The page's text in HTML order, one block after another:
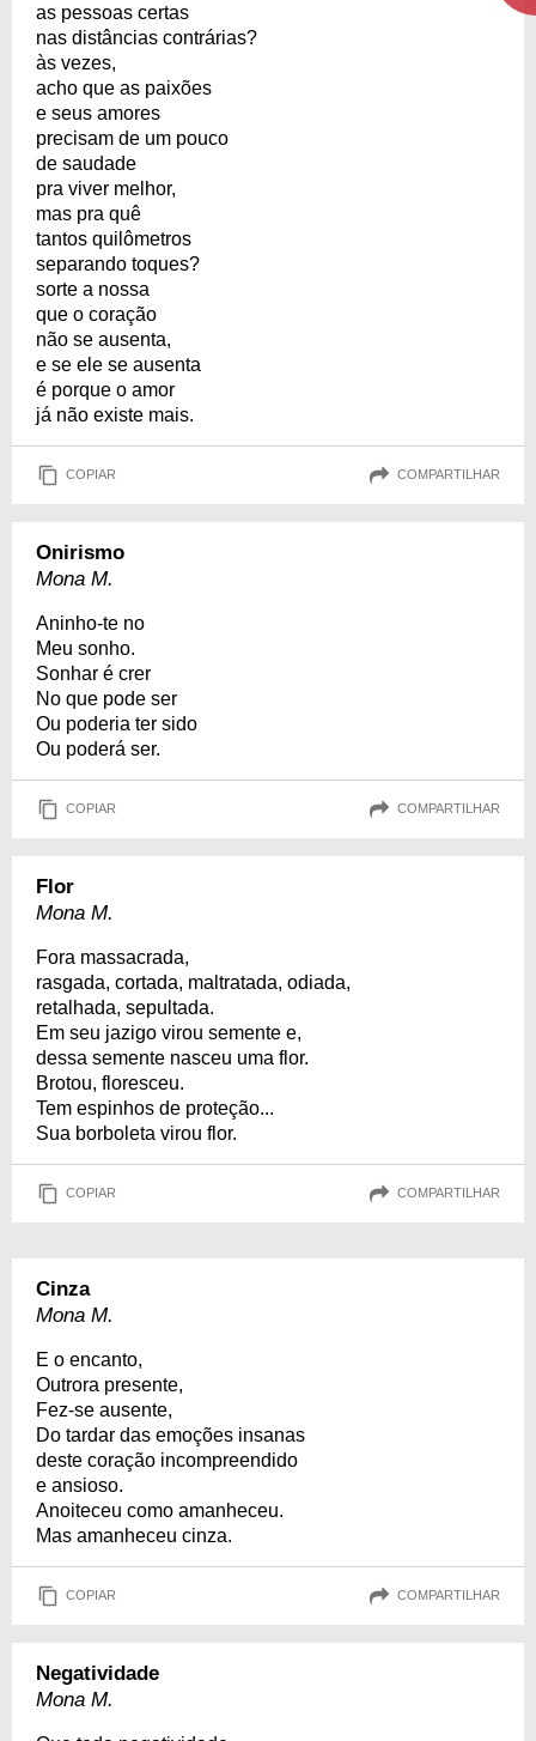
as pessoas certas
nas distâncias contrárias?
às vezes,
acho que as paixões
e seus amores
precisam de um pouco
de saudade
pra viver melhor,
mas pra quê
tantos quilômetros
separando toques?
sorte a nossa
que o coração
não se ausenta,
e se ele se ausenta
é porque o amor
já não existe mais.
COPIAR COMPARTILHAR
Onirismo
Mona M.
Aninho-te no
Meu sonho.
Sonhar é crer
No que pode ser
Ou poderia ter sido
Ou poderá ser.
COPIAR COMPARTILHAR
Flor
Mona M.
Fora massacrada,
rasgada, cortada, maltratada, odiada,
retalhada, sepultada.
Em seu jazigo virou semente e,
dessa semente nasceu uma flor.
Brotou, floresceu.
Tem espinhos de proteção...
Sua borboleta virou flor.
COPIAR COMPARTILHAR
Cinza
Mona M.
E o encanto,
Outrora presente,
Fez-se ausente,
Do tardar das emoções insanas
deste coração incompreendido
e ansioso.
Anoiteceu como amanheceu.
Mas amanheceu cinza.
COPIAR COMPARTILHAR
Negatividade
Mona M.